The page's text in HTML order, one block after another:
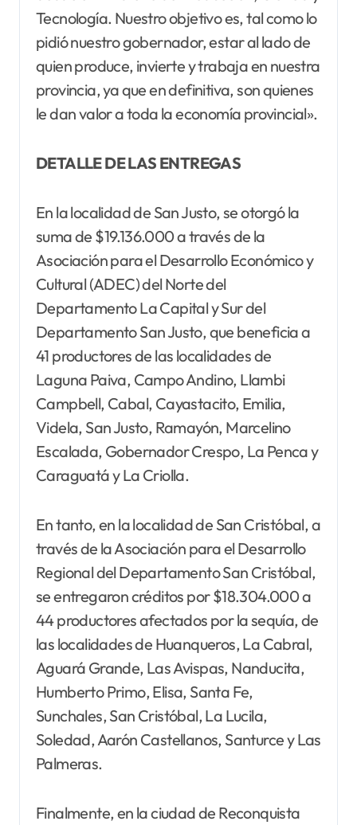
Tecnología. Nuestro objetivo es, tal como lo
pidió nuestro gobernador, estar al lado de
quien produce, invierte y trabaja en nuestra
provincia, ya que en definitiva, son quienes
le dan valor a toda la economía provincial».
DETALLE DE LAS ENTREGAS
En la localidad de San Justo, se otorgó la
suma de $19.136.000 a través de la
Asociación para el Desarrollo Económico y
Cultural (ADEC) del Norte del
Departamento La Capital y Sur del
Departamento San Justo, que beneficia a
41 productores de las localidades de
Laguna Paiva, Campo Andino, Llambi
Campbell, Cabal, Cayastacito, Emilia,
Videla, San Justo, Ramayón, Marcelino
Escalada, Gobernador Crespo, La Penca y
Caraguatá y La Criolla.
En tanto, en la localidad de San Cristóbal, a
través de la Asociación para el Desarrollo
Regional del Departamento San Cristóbal,
se entregaron créditos por $18.304.000 a
44 productores afectados por la sequía, de
las localidades de Huanqueros, La Cabral,
Aguará Grande, Las Avispas, Nanducita,
Humberto Primo, Elisa, Santa Fe,
Sunchales, San Cristóbal, La Lucila,
Soledad, Aarón Castellanos, Santurce y Las
Palmeras.
Finalmente, en la ciudad de Reconquista